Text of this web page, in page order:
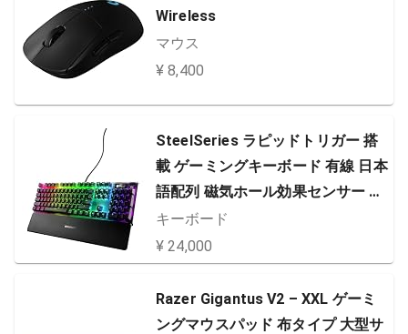
Wireless
マウス
¥ 8,400
SteelSeries ラピッドトリガー 搭
載 ゲーミングキーボード 有線 日本
語配列 磁気ホール効果センサー O
mniPointスイッチ 有機ELディスプ
レイ搭載 Apex Pro JP 64629
キーボード
¥ 24,000
Razer Gigantus V2 – XXL ゲーミ
ングマウスパッド 布タイプ 大型サ